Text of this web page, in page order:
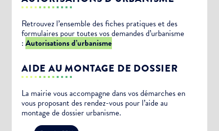
Retrouvez l’ensemble des fiches pratiques et des
formulaires pour toutes vos demandes d’urbanisme
: Autorisations d’urbanisme
AIDE AU MONTAGE DE DOSSIER
La mairie vous accompagne dans vos démarches en
vous proposant des rendez-vous pour l’aide au
montage de dossier urbanisme.